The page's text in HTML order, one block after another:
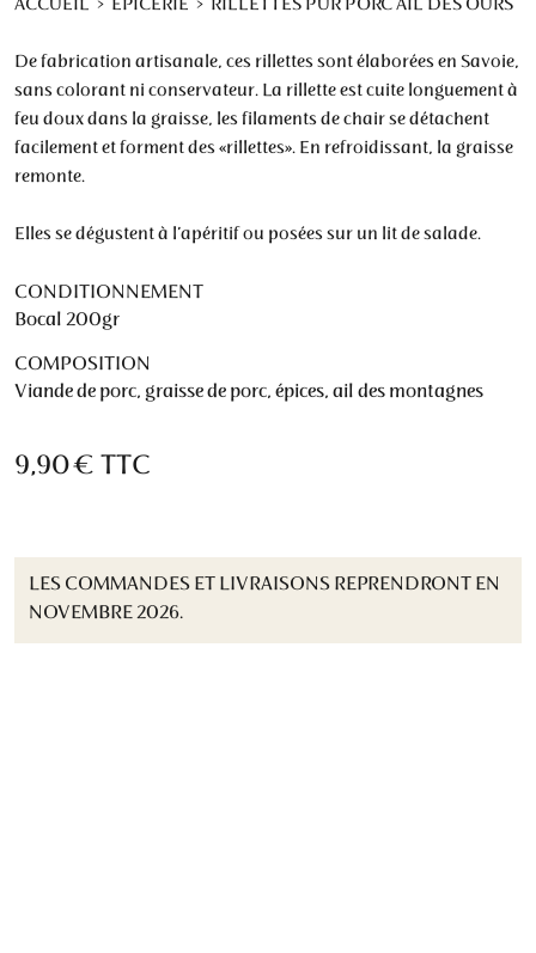
ACCUEIL ÉPICERIE RILLETTES PUR PORC AIL DES OURS
De fabrication artisanale, ces rillettes sont élaborées en Savoie,
sans colorant ni conservateur. La rillette est cuite longuement à
feu doux dans la graisse, les filaments de chair se détachent
facilement et forment des «rillettes». En refroidissant, la graisse
remonte.
Elles se dégustent à l’apéritif ou posées sur un lit de salade.
CONDITIONNEMENT
Bocal 200gr
COMPOSITION
Viande de porc, graisse de porc, épices, ail des montagnes
9,90 €TTC
LES COMMANDES ET LIVRAISONS REPRENDRONT EN
NOVEMBRE 2026.